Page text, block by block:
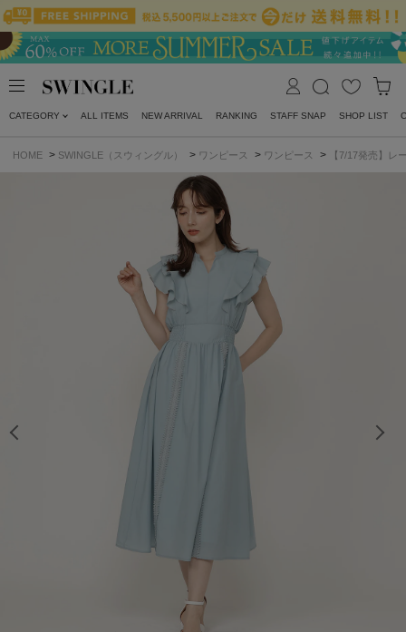
CATEGORY ALL ITEMS NEW ARRIVAL RANKING STAFF SNAP SHOP LIST
HOME > SWINGLE（スウィングル） > ワンピース > ワンピース > 【7/17発売】レ